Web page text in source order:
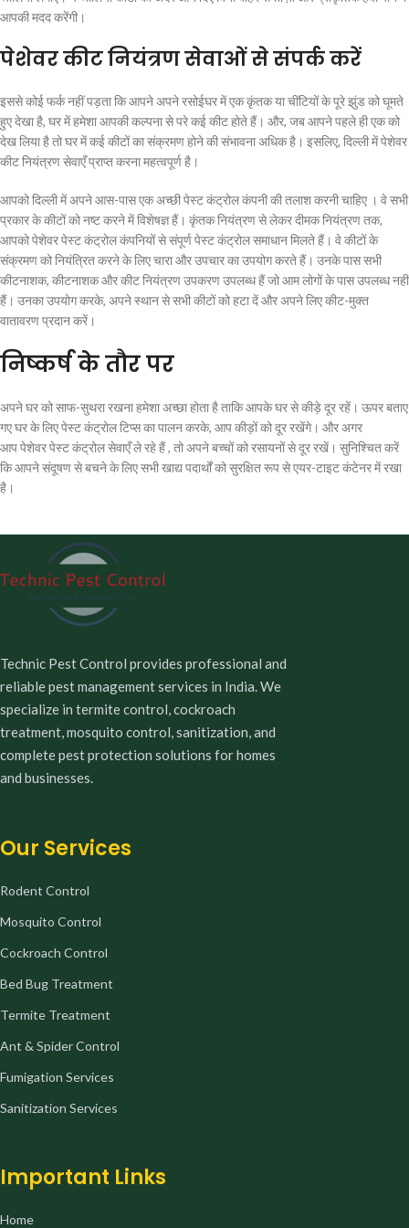
आपकी मदद करेंगी।
पेशेवर कीट नियंत्रण सेवाओं से संपर्क करें
इससे कोई फर्क नहीं पड़ता कि आपने अपने रसोईघर में एक कृंतक या चींटियों के पूरे झुंड को घूमते
हुए देखा है, घर में हमेशा आपकी कल्पना से परे कई कीट होते हैं। और, जब आपने पहले ही एक को
देख लिया है तो घर में कई कीटों का संक्रमण होने की संभावना अधिक है। इसलिए, दिल्ली में पेशेवर
कीट नियंत्रण सेवाएँ प्राप्त करना महत्वपूर्ण है।
आपको दिल्ली में अपने आस-पास एक अच्छी पेस्ट कंट्रोल कंपनी की तलाश करनी चाहिए । वे सभी
प्रकार के कीटों को नष्ट करने में विशेषज्ञ हैं। कृंतक नियंत्रण से लेकर दीमक नियंत्रण तक,
आपको पेशेवर पेस्ट कंट्रोल कंपनियों से संपूर्ण पेस्ट कंट्रोल समाधान मिलते हैं। वे कीटों के
संक्रमण को नियंत्रित करने के लिए चारा और उपचार का उपयोग करते हैं। उनके पास सभी
कीटनाशक, कीटनाशक और कीट नियंत्रण उपकरण उपलब्ध हैं जो आम लोगों के पास उपलब्ध नहीं
हैं। उनका उपयोग करके, अपने स्थान से सभी कीटों को हटा दें और अपने लिए कीट-मुक्त
वातावरण प्रदान करें।
निष्कर्ष के तौर पर
अपने घर को साफ-सुथरा रखना हमेशा अच्छा होता है ताकि आपके घर से कीड़े दूर रहें। ऊपर बताए
गए घर के लिए पेस्ट कंट्रोल टिप्स का पालन करके, आप कीड़ों को दूर रखेंगे। और अगर
आप पेशेवर पेस्ट कंट्रोल सेवाएँ ले रहे हैं , तो अपने बच्चों को रसायनों से दूर रखें। सुनिश्चित करें
कि आपने संदूषण से बचने के लिए सभी खाद्य पदार्थों को सुरक्षित रूप से एयर-टाइट कंटेनर में रखा
है।
Technic Pest Control provides professional and
reliable pest management services in India. We
specialize in termite control, cockroach
treatment, mosquito control, sanitization, and
complete pest protection solutions for homes
and businesses.
Our Services
Rodent Control
Mosquito Control
Cockroach Control
Bed Bug Treatment
Termite Treatment
Ant & Spider Control
Fumigation Services
Sanitization Services
Important Links
Home